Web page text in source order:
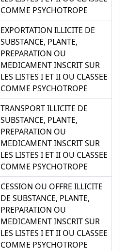
COMME PSYCHOTROPE
EXPORTATION ILLICITE DE
SUBSTANCE, PLANTE,
PREPARATION OU
MEDICAMENT INSCRIT SUR
LES LISTES I ET II OU CLASSEE
COMME PSYCHOTROPE
TRANSPORT ILLICITE DE
SUBSTANCE, PLANTE,
PREPARATION OU
MEDICAMENT INSCRIT SUR
LES LISTES I ET II OU CLASSEE
COMME PSYCHOTROPE
CESSION OU OFFRE ILLICITE
DE SUBSTANCE, PLANTE,
PREPARATION OU
MEDICAMENT INSCRIT SUR
LES LISTES I ET II OU CLASSEE
COMME PSYCHOTROPE